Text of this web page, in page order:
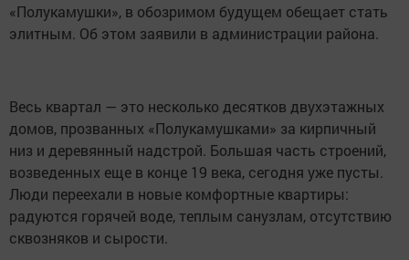
«Полукамушки», в обозримом будущем обещает стать
элитным. Об этом заявили в администрации района.
Весь квартал — это несколько десятков двухэтажных
домов, прозванных «Полукамушками» за кирпичный
низ и деревянный надстрой. Большая часть строений,
возведенных еще в конце 19 века, сегодня уже пусты.
Люди переехали в новые комфортные квартиры:
радуются горячей воде, теплым санузлам, отсутствию
сквозняков и сырости.